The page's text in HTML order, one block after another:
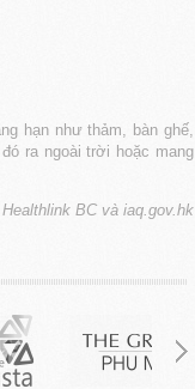
hạn như thảm, bàn ghế,
ra ngoài trời hoặc mang
Healthlink BC và iaq.gov.hk